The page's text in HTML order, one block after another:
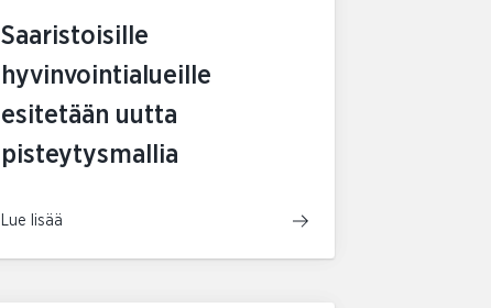
Saaristoisille
hyvinvointialueille
esitetään uutta
pisteytysmallia
Lue lisää